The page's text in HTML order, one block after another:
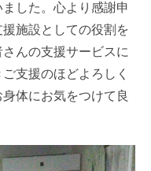
した。心より感謝申
施設としての役割を
んの支援サービスに
支援のほどよろしく
体にお気をつけて良